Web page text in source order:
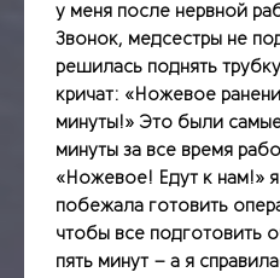
у меня после нервной
Звонок, медсестры не
решилась поднять
кричат: «Ножевое
минуты!» Это были
минуты за все время
«Ножевое! Едут к нам!»
побежала готовить
чтобы все подготовить
пять минут – а я